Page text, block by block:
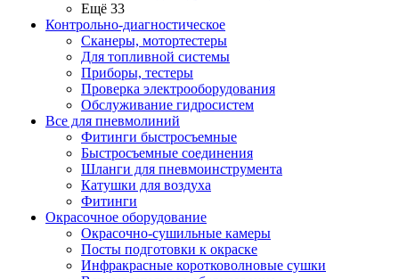
Ещё 33
Контрольно-диагностическое
Сканеры, мотортестеры
Для топливной системы
Приборы, тестеры
Проверка электрооборудования
Обслуживание гидросистем
Все для пневмолиний
Фитинги быстросъемные
Быстросъемные соединения
Шланги для пневмоинструмента
Катушки для воздуха
Фитинги
Окрасочное оборудование
Окрасочно-сушильные камеры
Посты подготовки к окраске
Инфракрасные коротковолновые сушки